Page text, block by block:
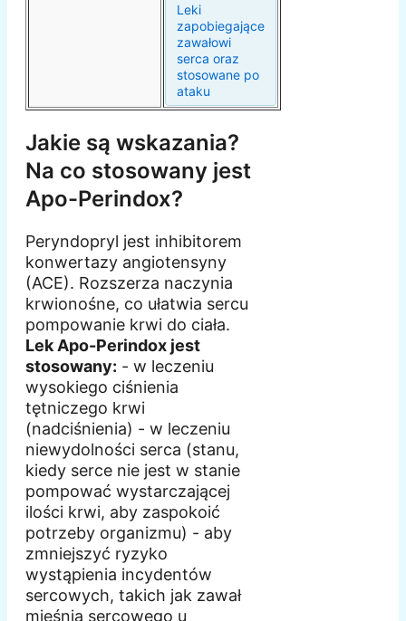
Leki
zapobiegające
zawałowi
serca oraz
stosowane po
ataku
Jakie są wskazania?
Na co stosowany jest
Apo-Perindox?
Peryndopryl jest inhibitorem
konwertazy angiotensyny
(ACE). Rozszerza naczynia
krwionośne, co ułatwia sercu
pompowanie krwi do ciała.
Lek Apo-Perindox jest
stosowany: - w leczeniu
wysokiego ciśnienia
tętniczego krwi
(nadciśnienia) - w leczeniu
niewydolności serca (stanu,
kiedy serce nie jest w stanie
pompować wystarczającej
ilości krwi, aby zaspokoić
potrzeby organizmu) - aby
zmniejszyć ryzyko
wystąpienia incydentów
sercowych, takich jak zawał
mięśnia sercowego u